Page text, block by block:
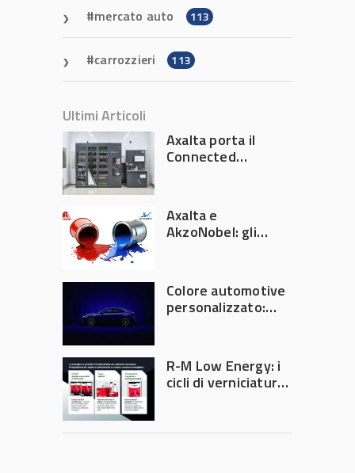
mercato auto 113
carrozzieri 113
Ultimi Articoli
Axalta porta il
Connected
Automechanika
Frankfurt 2026
Axalta e
AkzoNobel: gli
Colore automotive
personalizzato:
diventa ingegneria
di precisione
R-M Low Energy: i
cicli di verniciatura
tempi e costi in